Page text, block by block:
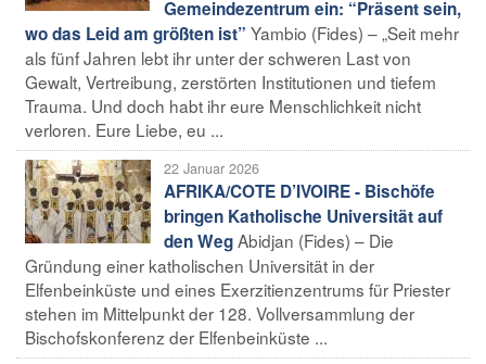
Gemeindezentrum ein: “Präsent sein,
wo das Leid am größten ist” Yambio (Fides) – „Seit mehr
als fünf Jahren lebt ihr unter der schweren Last von
Gewalt, Vertreibung, zerstörten Institutionen und tiefem
Trauma. Und doch habt ihr eure Menschlichkeit nicht
verloren. Eure Liebe, eu ...
22 Januar 2026
AFRIKA/COTE D’IVOIRE - Bischöfe
bringen Katholische Universität auf
den WegAbidjan (Fides) – Die
Gründung einer katholischen Universität in der
Elfenbeinküste und eines Exerzitienzentrums für Priester
stehen im Mittelpunkt der 128. Vollversammlung der
Bischofskonferenz der Elfenbeinküste ...